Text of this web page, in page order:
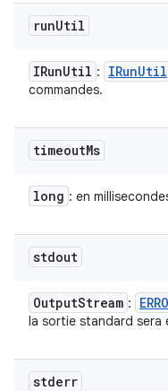
runUtil
IRunUtil : IRunUtil
commandes.
timeoutMs
long : en
stdout
OutputStream :
la sortie standard sera
stderr